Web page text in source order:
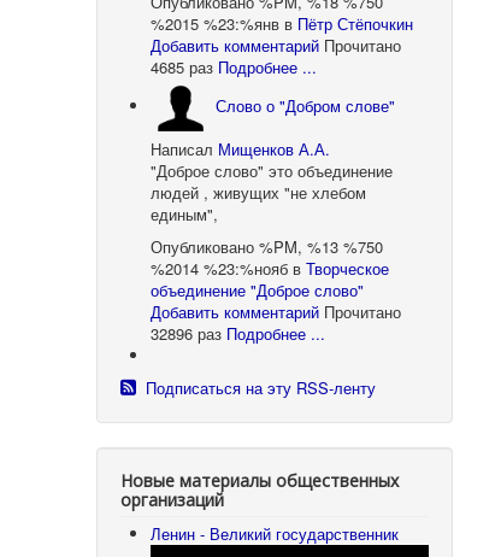
%2015 %23:%янв в Пётр Стёпочкин
Добавить комментарий Прочитано
4685 раз Подробнее ...
Слово о "Добром слове"
Написал Мищенков А.А.
"Доброе слово" это объединение
людей , живущих "не хлебом
единым",
Опубликовано %PM, %13 %750
%2014 %23:%нояб вТворческое
объединение "Доброе слово"
Добавить комментарий Прочитано
32896 раз Подробнее ...
Подписаться на эту RSS-ленту
Новые материалы общественных
организаций
Ленин - Великий государственник